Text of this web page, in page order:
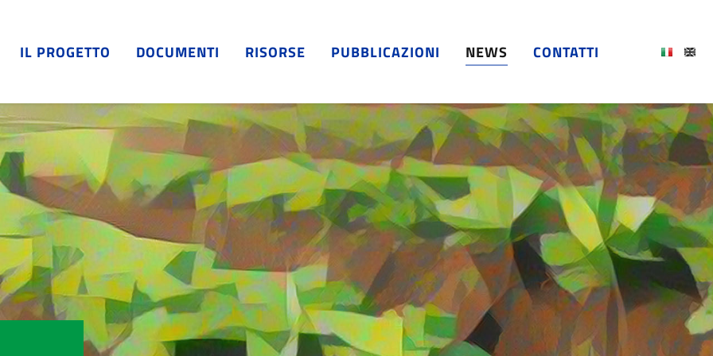
IL PROGETTO DOCUMENTI RISORSE PUBBLICAZIONI NEWS CONTATTI